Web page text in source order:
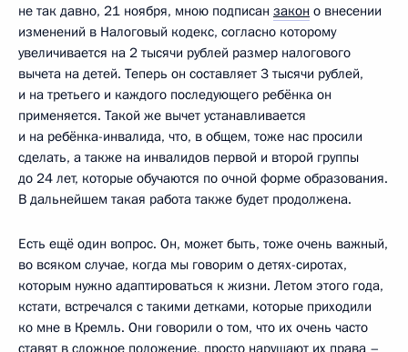
не так давно, 21 ноября, мною подписан закон о внесении
изменений в Налоговый кодекс, согласно которому
увеличивается на 2 тысячи рублей размер налогового
вычета на детей. Теперь он составляет 3 тысячи рублей,
и на третьего и каждого последующего ребёнка он
применяется. Такой же вычет устанавливается
и на ребёнка-инвалида, что, в общем, тоже нас просили
сделать, а также на инвалидов первой и второй группы
до 24 лет, которые обучаются по очной форме образования.
В дальнейшем такая работа также будет продолжена.
Есть ещё один вопрос. Он, может быть, тоже очень важный,
во всяком случае, когда мы говорим о детях-сиротах,
которым нужно адаптироваться к жизни. Летом этого года,
кстати, встречался с такими детками, которые приходили
ко мне в Кремль. Они говорили о том, что их очень часто
ставят в сложное положение, просто нарушают их права –